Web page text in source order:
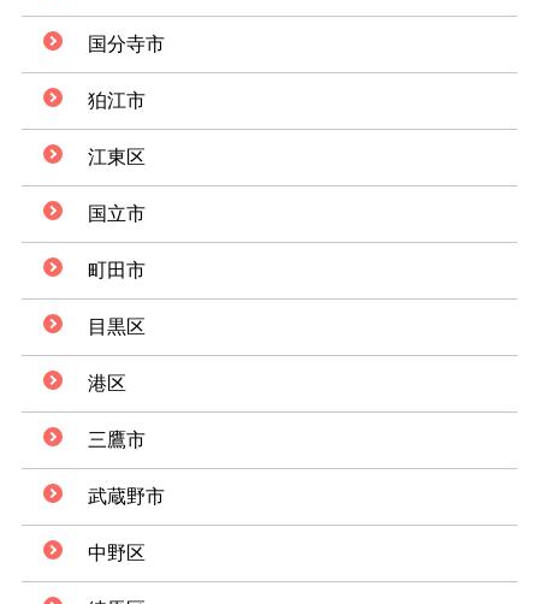
国分寺市
狛江市
江東区
国立市
町田市
目黒区
港区
三鷹市
武蔵野市
中野区